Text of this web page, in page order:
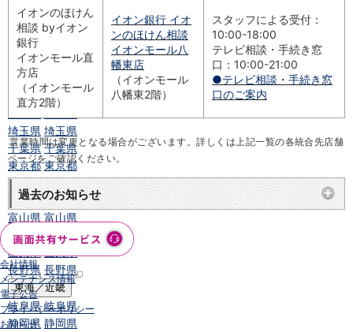
秋田県
秋田県
山形県 山形県
福島県
関東／北陸・甲信越
茨城県
栃木県 栃木県
群馬県
埼玉県 埼玉県
千葉県 千葉県
東京都 東京都
神奈川県 神奈川県
新潟県 新潟県
富山県 富山県
石川県 石川県
山梨県
長野県 長野県
東海／近畿
岐阜県 岐阜県
静岡県 静岡県
イオンのほけん
相談 byイオン
銀行
イオンモール直
方店
（イオンモール
直方2階）
イオン銀行 イオ
ンのほけん相談
イオンモール八
幡東店
（イオンモール
八幡東2階）
スタッフによる受付：
10:00-18:00
テレビ相談・手続き窓
口：10:00-21:00
●テレビ相談・手続き窓
口のご案内
営業時間は変更となる場合がございます。詳しくは上記一覧の各統合先店舗
ページをご確認ください。
過去のお知らせ
会社情報
メンテナンス情報
電子公告
プライバシーポリシー
お知らせ